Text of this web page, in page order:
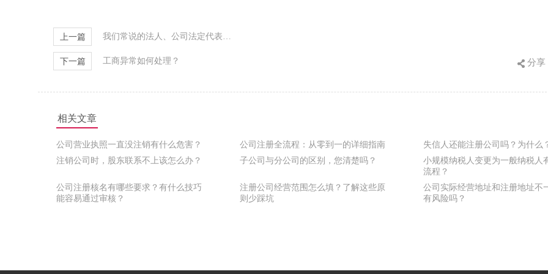
上一篇 我们常说的法人、公司法定代表人，你分清了吗？
下一篇 工商异常如何处理？ 分享
相关文章
公司营业执照一直没注销有什么危害？ 公司注册全流程：从零到一的详细指南
失信人还能注册公司吗？为什么
注销公司时，股东联系不上该怎么办？
子公司与分公司的区别，您清楚吗？
小规模纳税人变更为一般纳税人
流程？
公司注册核名有哪些要求？有什么技巧
能容易通过审核？
注册公司经营范围怎么填？了解这些原
则少踩坑
公司实际经营地址和注册地址不
有风险吗？